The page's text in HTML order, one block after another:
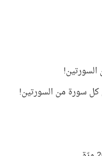
سورة من السورتين!